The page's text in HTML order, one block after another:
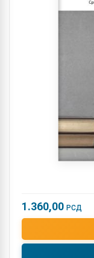
1.360,00 РСД